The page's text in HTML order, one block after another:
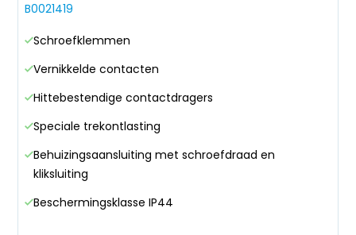
B0021419
Schroefklemmen
Vernikkelde contacten
Hittebestendige contactdragers
Speciale trekontlasting
Behuizingsaansluiting met schroefdraad en
kliksluiting
Beschermingsklasse IP44